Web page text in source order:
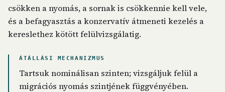
csökken a nyomás, a sornak is csökkennie kell vele,
és a befagyasztás a konzervatív átmeneti kezelés a
kereslethez kötött felülvizsgálatig.
ÁTÁLLÁSI MECHANIZMUS
Tartsuk nominálisan szinten; vizsgáljuk felül a
migrációs nyomás szintjének függvényében.